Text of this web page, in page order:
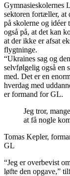
Gymnasieskolernes
sektoren fortæller, at
på skolerne og idéer
også på, at det kan
at der ikke er afsat
flygtninge.
“Ukraines sag og
selvfølgelig også en
med. Det er en
hverdag med
er formand for GL.
Jeg tror,
at få nogle
Tomas Kepler,
GL
“Jeg er overbevist
løfte den opgave,”